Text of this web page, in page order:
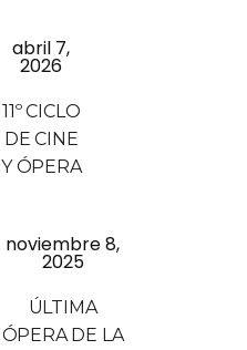
abril 7,
2026
11º CICLO
DE CINE
Y ÓPERA
noviembre 8,
2025
ÚLTIMA
ÓPERA DE LA